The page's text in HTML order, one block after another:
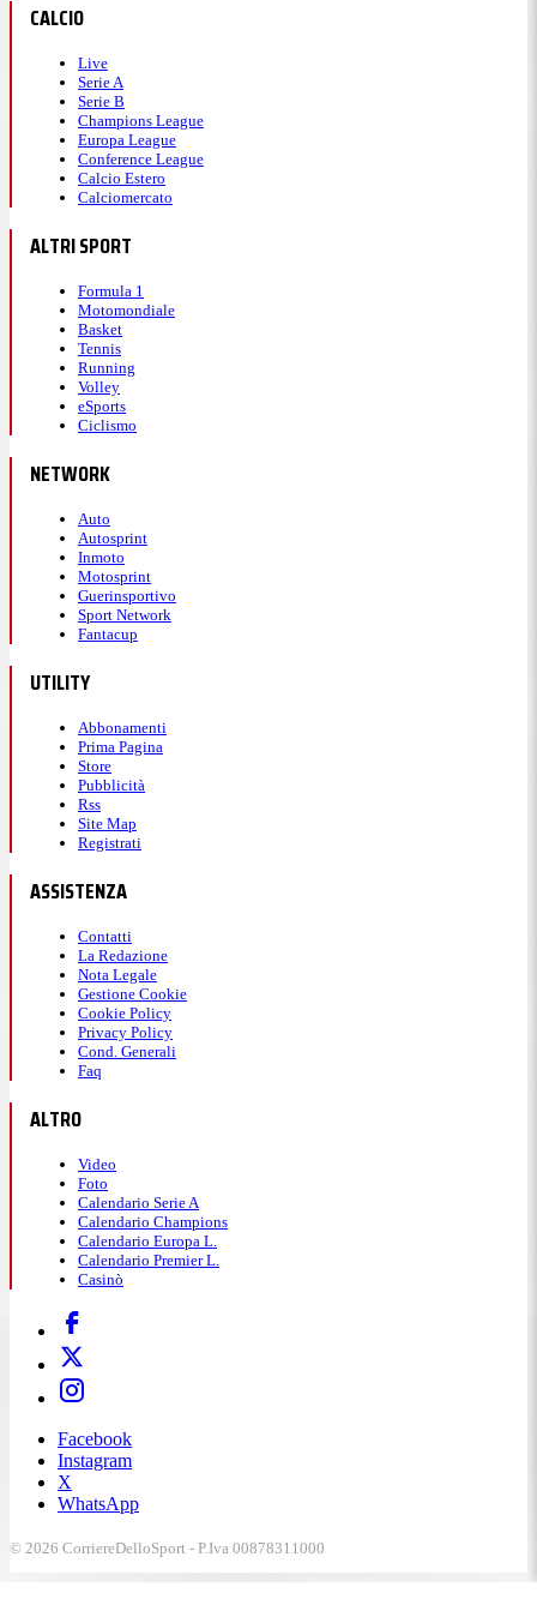
CALCIO
Live
Serie A
Serie B
Champions League
Europa League
Conference League
Calcio Estero
Calciomercato
ALTRI SPORT
Formula 1
Motomondiale
Basket
Tennis
Running
Volley
eSports
Ciclismo
NETWORK
Auto
Autosprint
Inmoto
Motosprint
Guerinsportivo
Sport Network
Fantacup
UTILITY
Abbonamenti
Prima Pagina
Store
Pubblicità
Rss
Site Map
Registrati
ASSISTENZA
Contatti
La Redazione
Nota Legale
Gestione Cookie
Cookie Policy
Privacy Policy
Cond. Generali
Faq
ALTRO
Video
Foto
Calendario Serie A
Calendario Champions
Calendario Europa L.
Calendario Premier L.
Casinò
Facebook
Instagram
X
WhatsApp
© 2026 CorriereDelloSport - P.Iva 00878311000